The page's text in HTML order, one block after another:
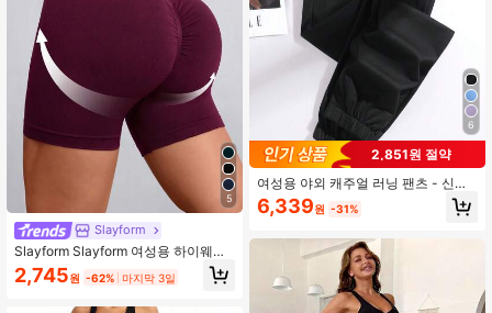
5
Slayform
Slayform Slayform 여성용 하이웨스
트 심리스 스포츠 반바지 일상 피트니
스에 적합
2,745원 -62% 마지막 3일
6
2,851원 절약
여성용 야외 캐주얼 러닝 팬츠 - 신축
성 있는 허리 밴드 포켓 스포츠 바지,
경량 사계절 바지, 여성용 운동 긴 바
색 디자인, 편안한 착용감, Y-자형 스
타일, 신축성 있는 허리, 야외 하이킹
및 스포츠 애호가에게 이상적인 블랙
6,339원 -31%